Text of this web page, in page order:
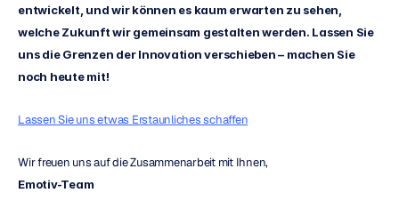
entwickelt, und wir können es kaum erwarten zu sehen,
welche Zukunft wir gemeinsam gestalten werden. Lassen Sie
uns die Grenzen der Innovation verschieben – machen Sie
noch heute mit!
Lassen Sie uns etwas Erstaunliches schaffen
Wir freuen uns auf die Zusammenarbeit mit Ihnen,
Emotiv-Team